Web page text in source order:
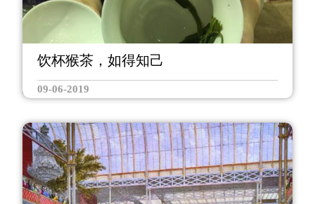
饮杯猴茶，如得知己
09-06-2019